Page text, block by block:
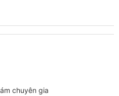
chuyên gia